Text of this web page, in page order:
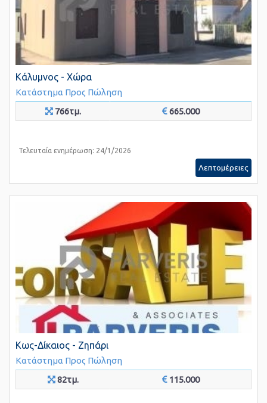
Κάλυμνος - Χώρα
Κατάστημα Προς Πώληση
766τμ.
665.000
Τελευταία ενημέρωση: 24/1/2026
Λεπτομέρειες
Κως-Δίκαιος - Ζηπάρι
Κατάστημα Προς Πώληση
82τμ.
115.000